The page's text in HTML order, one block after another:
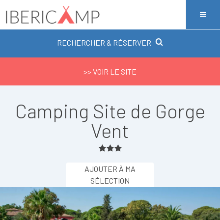
RECHERCHER & RÉSERVER
>> VOIR LE SITE
Camping Site de Gorge
Vent
AJOUTER À MA
SÉLECTION